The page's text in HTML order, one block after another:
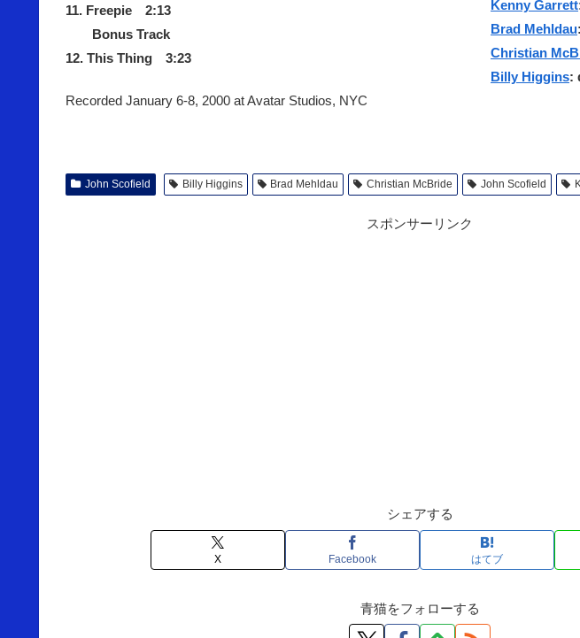
11. Freepie 2:13
Bonus Track
12. This Thing 3:23
Recorded January 6-8, 2000 at Avatar Studios, NYC
Kenny Garrett
Brad Mehldau
Christian
Billy Higgins:
John Scofield Billy Higgins Brad Mehldau Christian McBride John Scofield
スポンサーリンク
シェアする
X Facebook はてブ
青猫をフォローする